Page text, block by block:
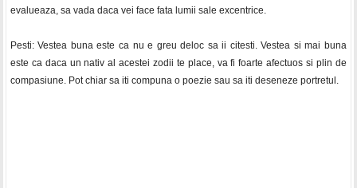
evalueaza, sa vada daca vei face fata lumii sale excentrice.
Pesti: Vestea buna este ca nu e greu deloc sa ii citesti. Vestea si mai buna
este ca daca un nativ al acestei zodii te place, va fi foarte afectuos si plin de
compasiune. Pot chiar sa iti compuna o poezie sau sa iti deseneze portretul.